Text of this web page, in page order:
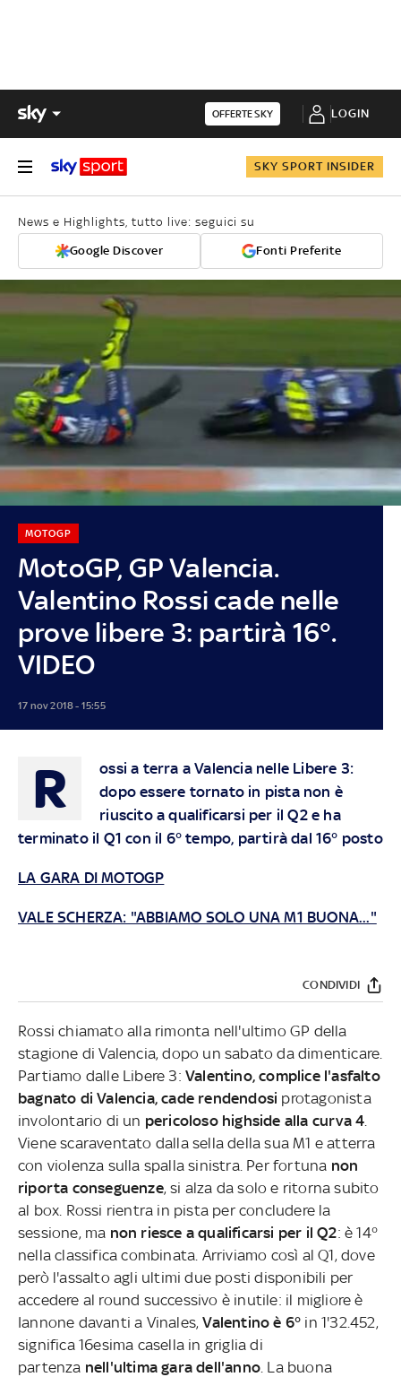
OFFERTE SKY LOGIN
SKY SPORT INSIDER
News e Highlights, tutto live: seguici su
Google Discover Fonti Preferite
MotoGP, GP Valencia.
Valentino Rossi cade nelle
prove libere 3: partirà 16°.
VIDEO
MOTOGP
17 nov 2018 - 15:55
R
ossi a terra a Valencia nelle Libere 3:
dopo essere tornato in pista non è
riuscito a qualificarsi per il Q2 e ha
terminato il Q1 con il 6° tempo, partirà dal 16° posto
LA GARA DI MOTOGP
VALE SCHERZA: "ABBIAMO SOLO UNA M1 BUONA..."
CONDIVIDI
Rossi chiamato alla rimonta nell'ultimo GP della
stagione di Valencia, dopo un sabato da dimenticare.
Partiamo dalle Libere 3: Valentino, complice l'asfalto
bagnato di Valencia, cade rendendosi protagonista
involontario di un pericoloso highside alla curva 4
Viene scaraventato dalla sella della sua M1 e atterra
con violenza sulla spalla sinistra. Per fortuna non
riporta conseguenze, si alza da solo e ritorna subito
al box. Rossi rientra in pista per concludere la
sessione, ma non riesce a qualificarsi per il Q2: è 14°
nella classifica combinata. Arriviamo così al Q1, dove
però l'assalto agli ultimi due posti disponibili per
accedere al round successivo è inutile: il migliore è
Iannone davanti a Vinales,Valentino è 6° in 1'32.452,
significa 16esima casella in griglia di
partenza nell'ultima gara dell'anno . La buona